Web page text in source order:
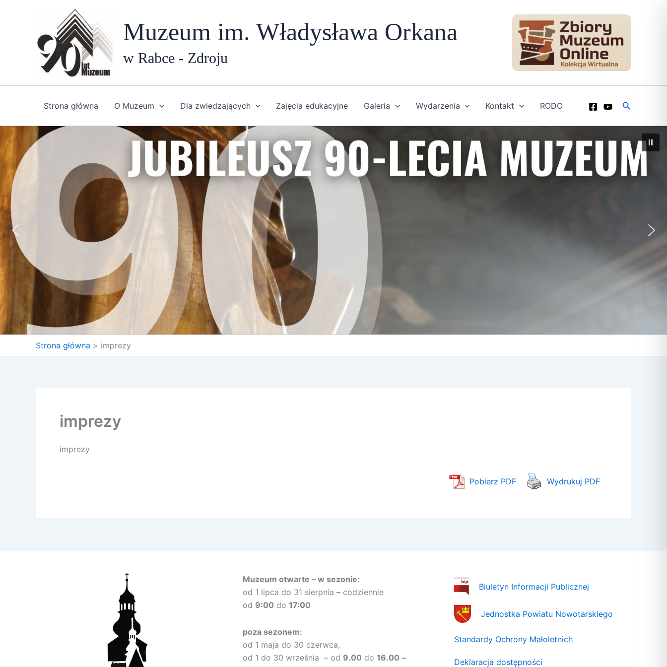
Muzeum im. Władysława Orkana
w Rabce - Zdroju
Strona główna O Muzeum Dla zwiedzających Zajęcia edukacyjne Galeria Wydarzenia Kontakt RODO Szukaj
Strona główna imprezy
imprezy
imprezy
Pobierz PDF Wydrukuj PDF
Muzeum otwarte – w sezonie:
od 1 lipca do 31 sierpnia –codziennie
od 9:00 do 17:00
poza sezonem:
od 1 maja do 30 czerwca,
od 1 do 30 września – od 9.00 do 16.00 –
Biuletyn Informacji Publicznej
Jednostka Powiatu Nowotarskiego
Standardy Ochrony Małoletnich
Deklaracja dostępności